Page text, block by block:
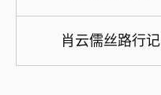
肖云儒丝路行记